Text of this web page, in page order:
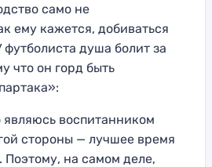
само не
ему кажется, добиваться
душа болит за
что он горд быть
являюсь воспитанником
стороны — лучшее время
Поэтому, на самом деле,